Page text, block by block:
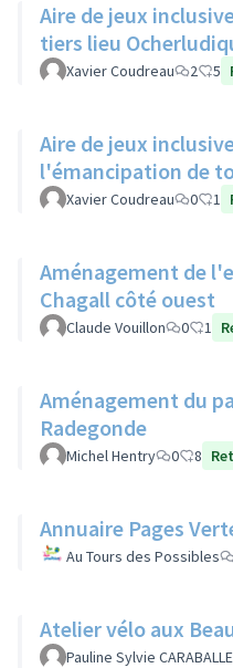
Aire de jeux
tiers lieu
Xavier Coudreau 2 5
Aire de jeux
l'émancipation de
Xavier Coudreau 0 1
Aménagement de
Chagall côté ouest
Claude Vouillon 0 1
Aménagement du
Radegonde
Michel Hentry 0 8
Annuaire Pages
Au Tours des Possibles
Atelier vélo aux
Pauline Sylvie CARABALLE